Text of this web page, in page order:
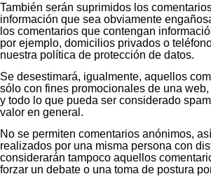
También serán suprimidos los
información que sea obviamente
los comentarios que contengan
por ejemplo, domicilios privados o
nuestra política de protección de datos.
Se desestimará, igualmente, aquellos
sólo con fines promocionales de una
y todo lo que pueda ser considerado
valor en general.
No se permiten comentarios anónimos,
realizados por una misma persona con
considerarán tampoco aquellos
forzar un debate o una toma de postura